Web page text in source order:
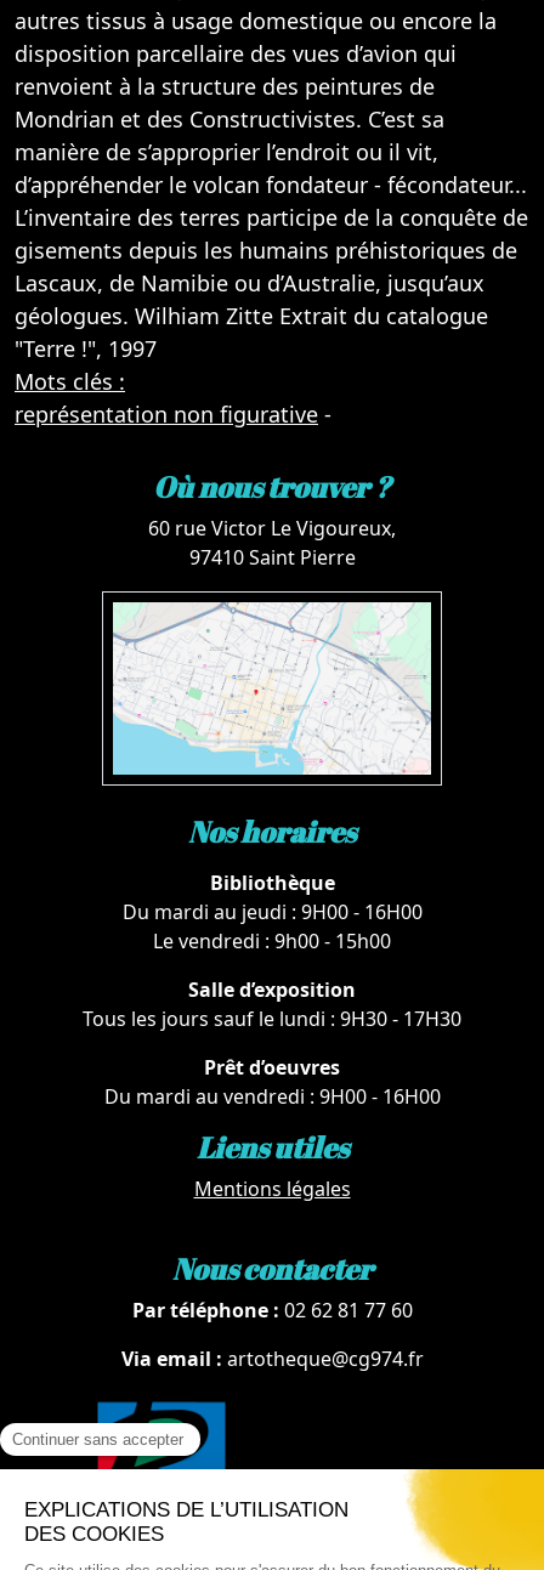
autres tissus à usage domestique ou encore la
disposition parcellaire des vues d’avion qui
renvoient à la structure des peintures de
Mondrian et des Constructivistes. C’est sa
manière de s’approprier l’endroit ou il vit,
d’appréhender le volcan fondateur - fécondateur...
L’inventaire des terres participe de la conquête de
gisements depuis les humains préhistoriques de
Lascaux, de Namibie ou d’Australie, jusqu’aux
géologues. Wilhiam Zitte Extrait du catalogue
"Terre !", 1997
Mots clés :
représentation non figurative -
Où nous trouver ?
60 rue Victor Le Vigoureux,
97410 Saint Pierre
Nos horaires
Bibliothèque
Du mardi au jeudi : 9H00 - 16H00
Le vendredi : 9h00 - 15h00
Salle d’exposition
Tous les jours sauf le lundi : 9H30 - 17H30
Prêt d’oeuvres
Du mardi au vendredi : 9H00 - 16H00
Liens utiles
Mentions légales
Nous contacter
Par téléphone : 02 62 81 77 60
Via email : artotheque@cg974.fr